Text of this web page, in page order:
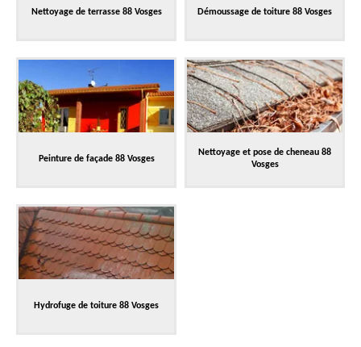
Nettoyage de terrasse 88 Vosges Démoussage de toiture 88 Vosges
Peinture de façade 88 Vosges
Nettoyage et pose de cheneau 88
Vosges
Hydrofuge de toiture 88 Vosges